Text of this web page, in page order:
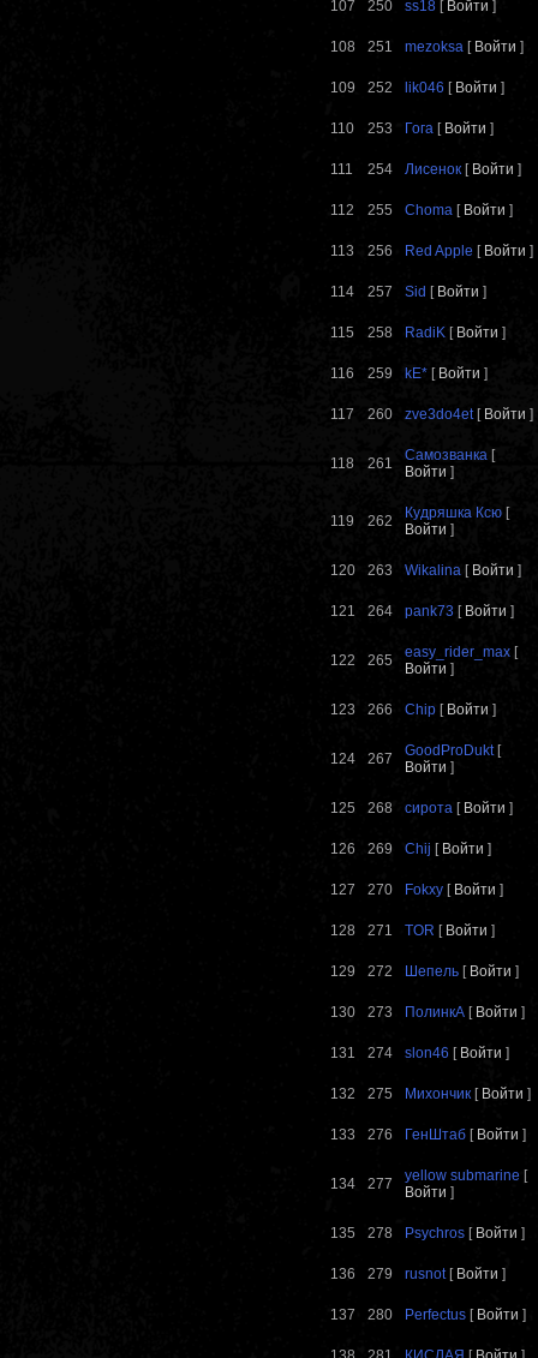
107 250 ss18 [ Войти ]
108 251 mezoksa [ Войти ]
109 252 lik046 [ Войти ]
110 253 Гога [ Войти ]
111 254 Лисенок [ Войти ]
112 255 Choma [ Войти ]
113 256 Red Apple [ Войти ]
114 257 Sid [ Войти ]
115 258 RadiK [ Войти ]
116 259 kE* [ Войти ]
117 260 zve3do4et[ Войти ]
118 261 Самозванка [
Войти ]
119 262 Кудряшка Ксю [
Войти ]
120 263 Wikalina [ Войти ]
121 264 pank73 [ Войти ]
122 265 easy_rider_max [
Войти ]
123 266 Chip [ Войти ]
124 267 GoodProDukt[
Войти ]
125 268 сирота [ Войти ]
126 269 Chij [ Войти ]
127 270 Fokxy [ Войти ]
128 271 TOR [ Войти ]
129 272 Шепель [ Войти ]
130 273 ПолинкА [ Войти ]
131 274 slon46 [ Войти ]
132 275 Михончик [ Войти ]
133 276 ГенШтаб [ Войти ]
134 277 yellow submarine [
Войти ]
135 278 Psychros [ Войти ]
136 279 rusnot[ Войти ]
137 280 Perfectus [ Войти ]